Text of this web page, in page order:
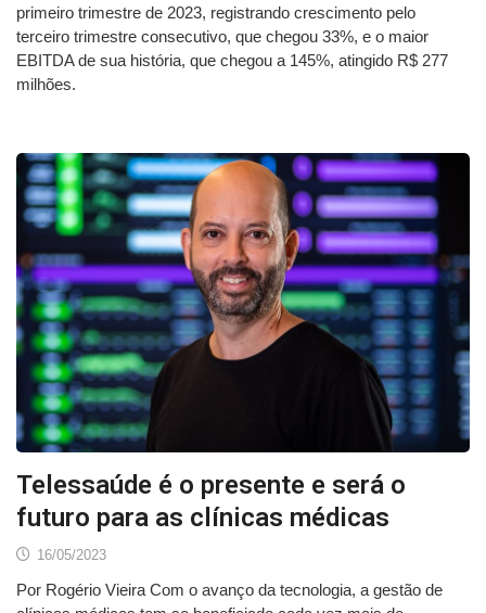
primeiro trimestre de 2023, registrando crescimento pelo
terceiro trimestre consecutivo, que chegou 33%, e o maior
EBITDA de sua história, que chegou a 145%, atingido R$ 277
milhões.
Telessaúde é o presente e será o
futuro para as clínicas médicas
16/05/2023
Por Rogério Vieira Com o avanço da tecnologia, a gestão de